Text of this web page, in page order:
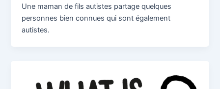
Une maman de fils autistes partage quelques
personnes bien connues qui sont également
autistes.